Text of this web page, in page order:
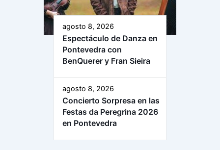
agosto 8, 2026
Espectáculo de Danza en
Pontevedra con
BenQuerer y Fran Sieira
agosto 8, 2026
Concierto Sorpresa en las
Festas da Peregrina 2026
en Pontevedra